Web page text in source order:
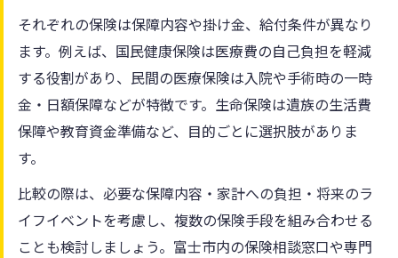
保険で生活費を抑える実践事例解説
将来設計に沿った保険選びのヒント
それぞれの保険は保障内容や掛け金、給付条件が異なり
ます。例えば、国民健康保険は医療費の自己負担を軽減
する役割があり、民間の医療保険は入院や手術時の一時
金・日額保障などが特徴です。生命保険は遺族の生活費
保障や教育資金準備など、目的ごとに選択肢がありま
す。
比較の際は、必要な保障内容・家計への負担・将来のラ
イフイベントを考慮し、複数の保険手段を組み合わせる
ことも検討しましょう。富士市内の保険相談窓口や専門